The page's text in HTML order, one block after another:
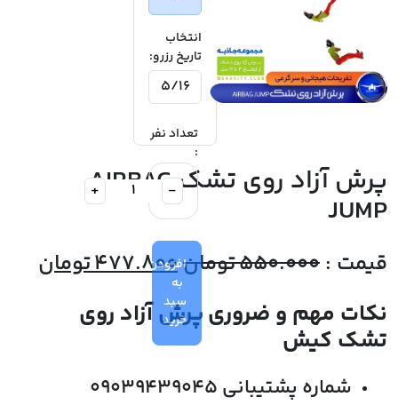
پرش آزاد روی تشک AIRBAG
JUMP
قیمت :550.000تومانقیمت
اصلی
550.000 تومان
477.800تومان
نکات مهم و ضروری پرش آزاد روی
تشک کیش
شماره پشتیبانی 09039439045
انتخاب
تاریخ رزرو:
تعداد نفر
:
-
+
افزودن
به
سبد
خرید